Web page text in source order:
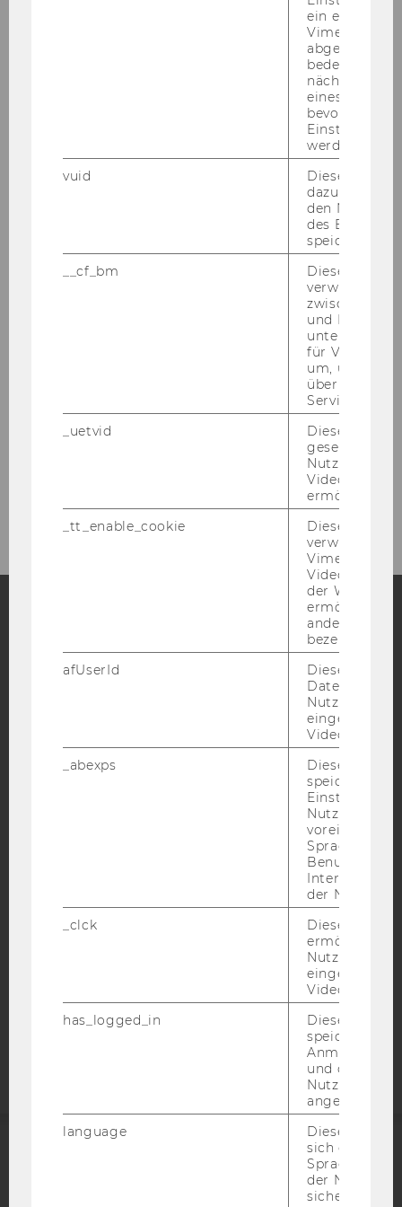
Courses
Projects
Contact
Lebensmittelverschwendung reduzieren-13-
Blog
Bluesky
BARRIEREFREIHEITSERKLÄRUNG WEBSEITE
DATENSCHUTZERKLÄRUNG SOCIAL MEDIA
STUDIENBEWERBER*INNEN UND STUDIERENDE
Barrierefreiheitserklärung
ein
Vimeo-Video
abgespielt
bedeutet,
nächsten
eines Vimeo-
bevorzugten
werden.
vuid
Dieser
dazu
den
des
speichern.
__cf_bm
Dieses
verwendet,
zwischen
und Bots zu
für Vimeo
um, um
über die
Service zu
_uetvid
Dieses
gesetzt, um
Nutzung des
Videoplayers
ermöglichen
_tt_enable_cookie
Dieses
verwendet,
Vimeo-
der WU-
ermöglichen
andere nicht
bezeichnete
afUserId
Dieses
Daten von
Videos
_abexps
Dieses Cookie
speichert
Nutzer*in, zB.
Sprache,
der Nutzer*in
_clck
Dieses Cookie
ermöglicht
Nutzung des
Video Players
has_logged_in
Dieses Cookie
speichert
und ob sich
Nutzer*in
angemeldet
language
Dieses
sich die
der